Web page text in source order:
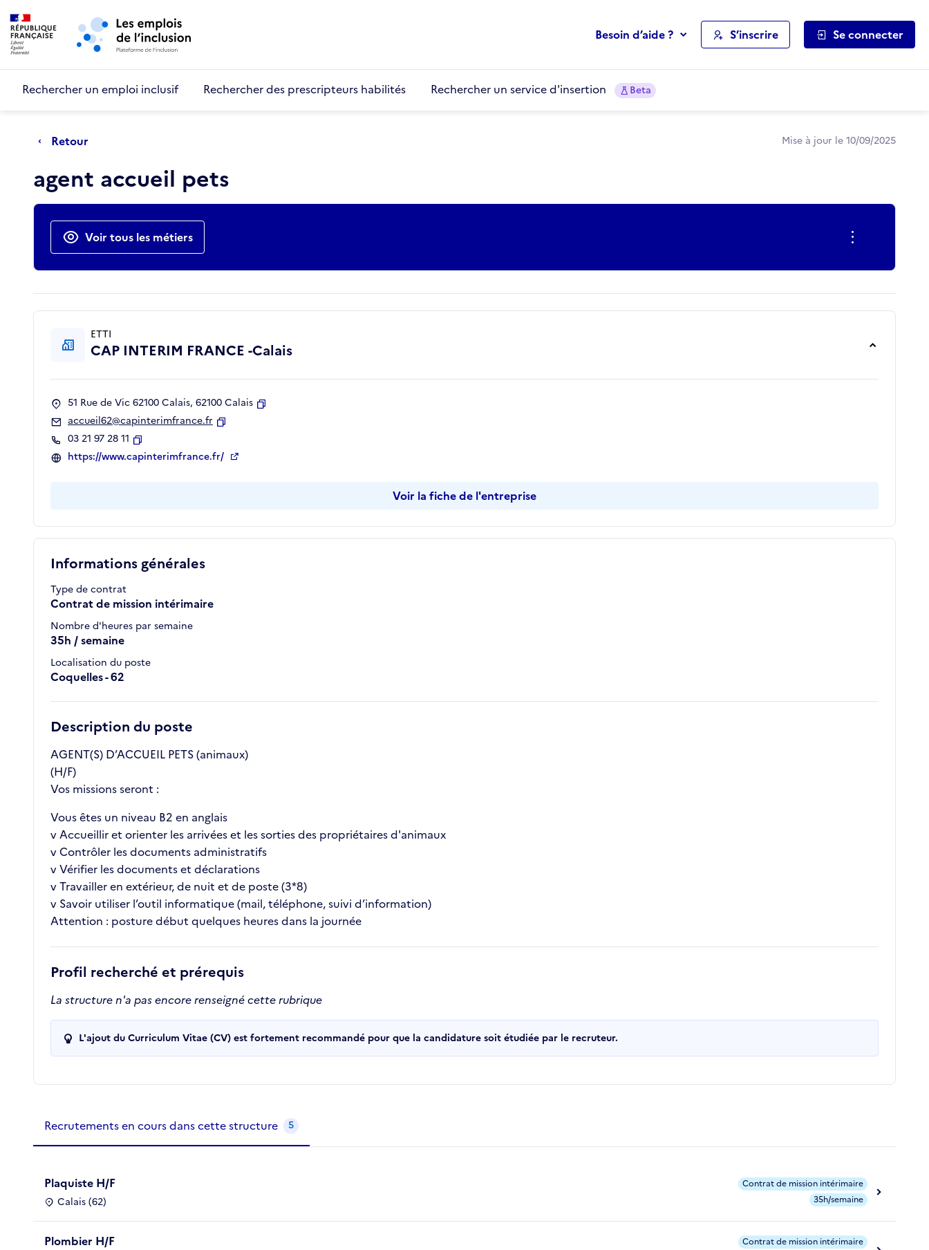
Aller au menu principal
Besoin d’aide ? S’inscrire Se connecter
Rechercher un emploi inclusif Rechercher des prescripteurs habilités Rechercher un service d'insertion Beta
Retour Mise à jour le 10/09/2025
agent accueil pets
Actions rapides
Voir tous les métiers
Informations générales
Type de contrat
Contrat de mission intérimaire
Nombre d'heures par semaine
35h / semaine
Localisation du poste
Coquelles - 62
Description du poste
AGENT(S) D’ACCUEIL PETS (animaux)
(H/F)
Vos missions seront :
Vous êtes un niveau B2 en anglais
v Accueillir et orienter les arrivées et les sorties des propriétaires d'animaux
v Contrôler les documents administratifs
v Vérifier les documents et déclarations
v Travailler en extérieur, de nuit et de poste (3*8)
v Savoir utiliser l’outil informatique (mail, téléphone, suivi d’information)
Attention : posture début quelques heures dans la journée
Profil recherché et prérequis
La structure n'a pas encore renseigné cette rubrique
L'ajout du Curriculum Vitae (CV) est fortement recommandé pour que la candidature soit étudiée par le recruteur.
ETTI
CAP INTERIM FRANCE -Calais
51 Rue de Vic 62100 Calais, 62100 Calais
accueil62@capinterimfrance.fr
03 21 97 28 11
Copier
https://www.capinterimfrance.fr/
Voir la fiche de l'entreprise
Recrutements de la structure
Recrutements en cours dans cette structure 5
Plaquiste H/F
Calais (62)
Contrat de mission intérimaire
35h/semaine
Plombier H/F
Contrat de mission intérimaire